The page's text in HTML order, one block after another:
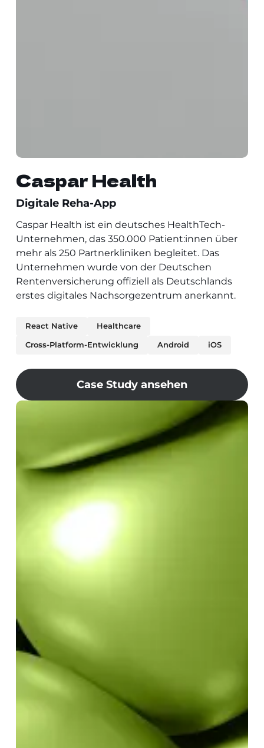
Caspar Health
Digitale Reha-App
Caspar Health ist ein deutsches HealthTech-
Unternehmen, das 350.000 Patient:innen über
mehr als 250 Partnerkliniken begleitet. Das
Unternehmen wurde von der Deutschen
Rentenversicherung offiziell als Deutschlands
erstes digitales Nachsorgezentrum anerkannt.
Case Study ansehen
React Native Healthcare
Cross-Platform-Entwicklung Android iOS